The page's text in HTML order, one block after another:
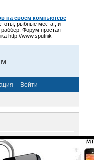
на своём компьютере
рыбные места , и
Форум простая
http://www.sputnik-
Войти